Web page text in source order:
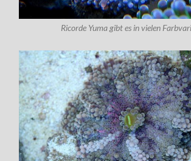
Ricorde Yuma gibt es in vielen